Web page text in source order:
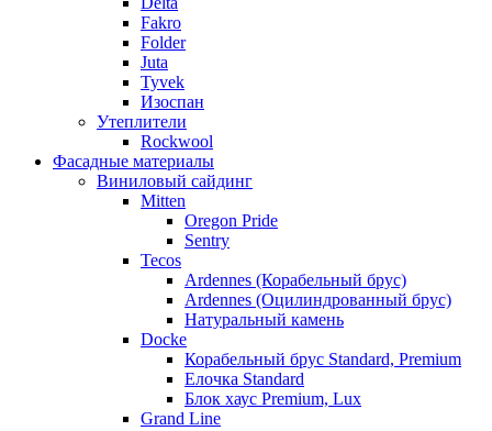
Fakro
Folder
Juta
Tyvek
Изоспан
Утеплители
Rockwool
Фасадные материалы
Виниловый сайдинг
Mitten
Oregon Pride
Sentry
Tecos
Ardennes (Корабельный брус)
Ardennes (Оцилиндрованный брус)
Натуральный камень
Docke
Корабельный брус Standard, Premium
Елочка Standard
Блок хаус Premium, Lux
Grand Line